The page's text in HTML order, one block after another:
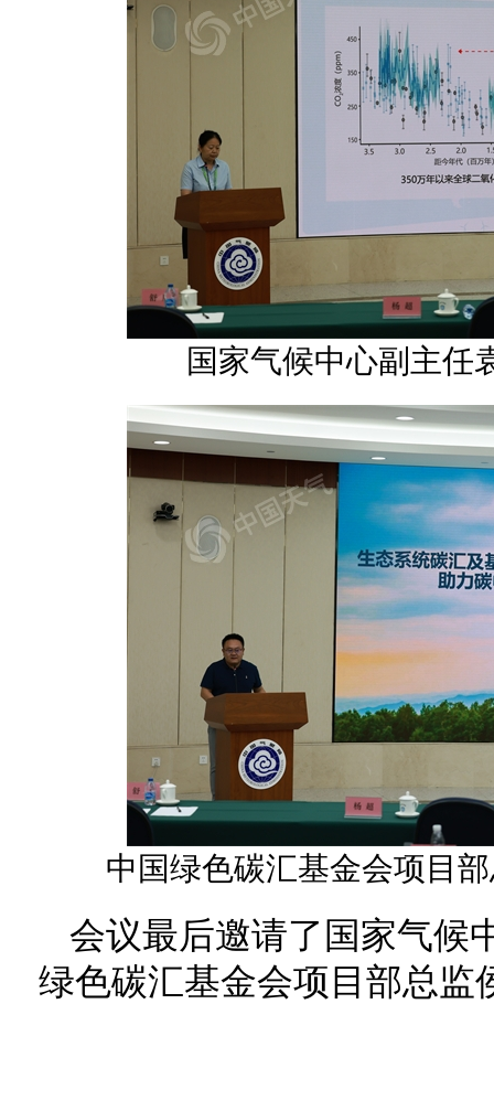
国家气候中心副主任
中国绿色碳汇基金会项目
会议最后邀请了国家气候
绿色碳汇基金会项目部总监